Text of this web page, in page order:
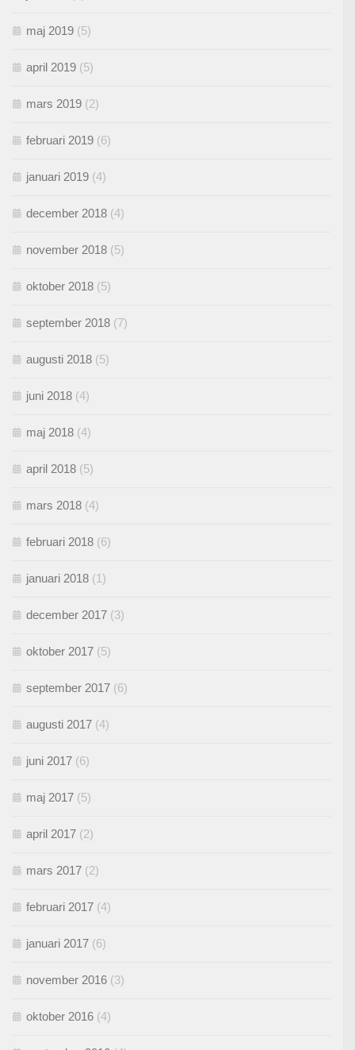
maj 2019 (5)
april 2019 (5)
mars 2019 (2)
februari 2019 (6)
januari 2019 (4)
december 2018 (4)
november 2018 (5)
oktober 2018 (5)
september 2018 (7)
augusti 2018 (5)
juni 2018 (4)
maj 2018 (4)
april 2018 (5)
mars 2018 (4)
februari 2018 (6)
januari 2018 (1)
december 2017 (3)
oktober 2017 (5)
september 2017 (6)
augusti 2017 (4)
juni 2017 (6)
maj 2017 (5)
april 2017 (2)
mars 2017 (2)
februari 2017 (4)
januari 2017 (6)
november 2016 (3)
oktober 2016 (4)